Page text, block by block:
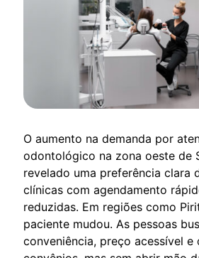
O aumento na demanda por
odontológico na zona oeste de
revelado uma preferência clara
clínicas com agendamento
reduzidas. Em regiões como
paciente mudou. As pessoas
conveniência, preço acessível